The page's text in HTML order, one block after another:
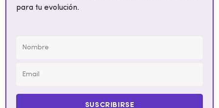
para tu evolución.
SUSCRIBIRSE